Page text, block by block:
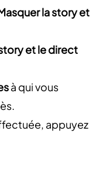
la story et
et le direct
à qui vous
appuyez